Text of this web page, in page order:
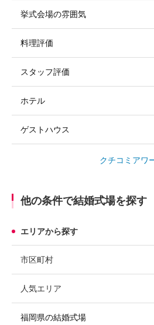
挙式会場の雰囲気
料理評価
スタッフ評価
ホテル
ゲストハウス
クチコミアワ
他の条件で結婚式場を探す
エリアから探す
市区町村
人気エリア
福岡県の結婚式場